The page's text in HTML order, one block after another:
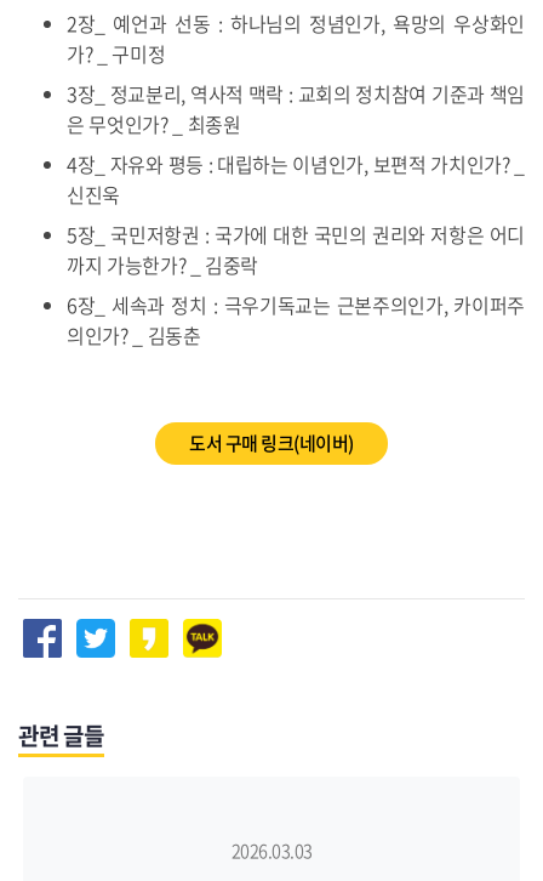
2장_ 예언과 선동 : 하나님의 정념인가, 욕망의 우상화인
가? _ 구미정
3장_ 정교분리, 역사적 맥락 : 교회의 정치참여 기준과 책임
은 무엇인가? _ 최종원
4장_ 자유와 평등 : 대립하는 이념인가, 보편적 가치인가? _
신진욱
5장_ 국민저항권 : 국가에 대한 국민의 권리와 저항은 어디
까지 가능한가? _ 김중락
6장_ 세속과 정치 : 극우기독교는 근본주의인가, 카이퍼주
의인가? _ 김동춘
도서 구매 링크(네이버)
관련 글들
2026.03.03